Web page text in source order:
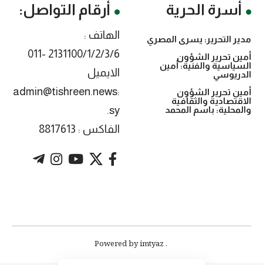
أسرة الحرية
مدير التحرير: يسرى المصري
أمين تحرير الشؤون
السياسية والفنية: أمين
الدريوسي
أمين تحرير الشؤون
الاقتصادية والثقافية
والمحلية: باسم المحمد
أرقام التواصل:
الهاتف :
2131100/1/2/3/6 -011
الايميل
:admin@tishreen.news
.sy
الفاكس : 8817613
. Powered by imtyaz